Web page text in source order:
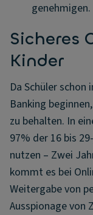
genehmigen.
Sicheres
Kinder
Da Schüler
Banking
zu behalten. In
97% der 16 bis
nutzen – Zwei
kommt es bei
Weitergabe von
Ausspionage von